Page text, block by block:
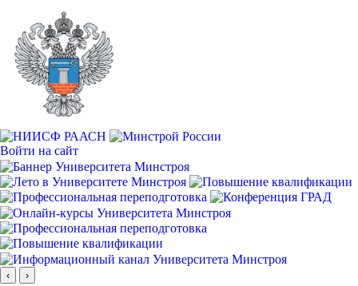
Войти на сайт
‹ ›